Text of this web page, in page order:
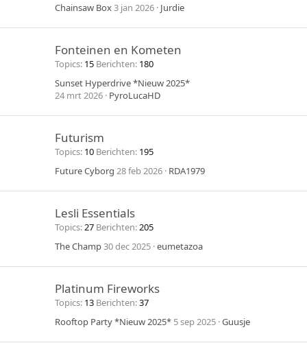
Chainsaw Box3 jan 2026 Jurdie
Fonteinen en Kometen
Topics 15 Berichten 180
Sunset Hyperdrive *Nieuw 2025*
24 mrt 2026 PyroLucaHD
Futurism
Topics 10 Berichten 195
Future Cyborg 28 feb 2026 RDA1979
Lesli Essentials
Topics 27 Berichten 205
The Champ30 dec 2025 eumetazoa
Platinum Fireworks
Topics 13 Berichten 37
Rooftop Party *Nieuw 2025* 5 sep 2025 Guusje